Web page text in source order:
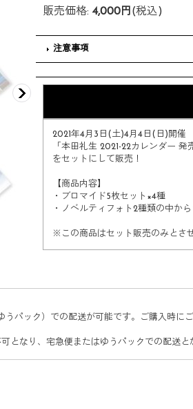
販売価格: 4,000円 (税込)
注意事項
2021年4月3日(土)4月4日(日)開催
「本田礼生 2021-22カレンダー
をセットにして販売！
【商品内容】
・ブロマイド5枚セット×4種
・ノベルティフォト2種類の中か
※この商品はセット販売のみとさ
パック）での配送が可能です。ご購入時にご
となり、宅急便またはゆうパックでの配送と